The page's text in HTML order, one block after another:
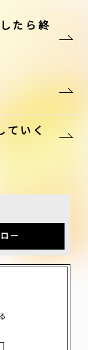
たら終
ていく
ー